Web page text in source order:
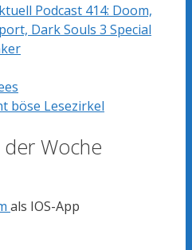
Podcast 414: Doom,
Dark Souls 3 Special
böse Lesezirkel
Woche
als IOS-App